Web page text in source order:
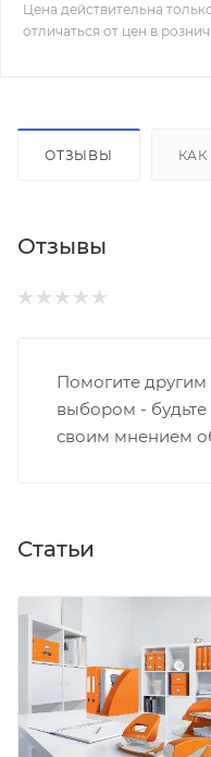
Цена действительна
отличаться от цен в
ОТЗЫВЫ
Отзывы
Помогите другим
выбором -
своим мнением
Статьи